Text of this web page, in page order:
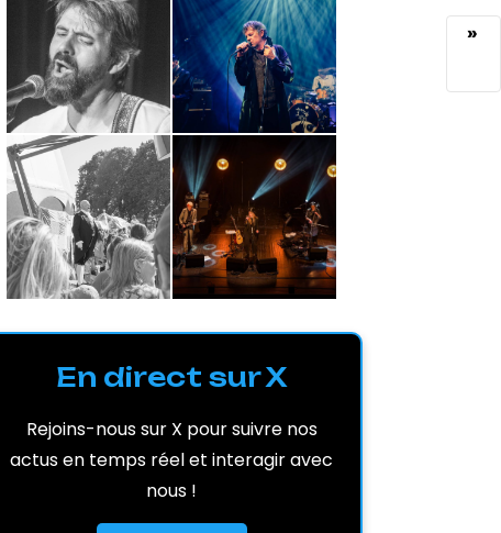
»
En direct sur X
Rejoins-nous sur X pour suivre nos
actus en temps réel et interagir avec
nous !